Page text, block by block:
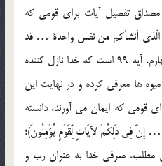
مصداق تفصيل آيات براي قومي که
الّذي أنشأکم من نفس واحدة … قد
فصلنا الآيات لقوم يفقهون)؛ و فراز چهارم، آيه 99 است که خدا نازل کننده
ها معرفي کرده و در نهايت اين
قومي که ايمان مي آورند، دانسته
إِنَّ فِي ذَلِكُمْ لآيَاتٍ لِّقَوْمٍ يُؤْمِنُونَ)؛
معرفي خدا به عنوان رب و